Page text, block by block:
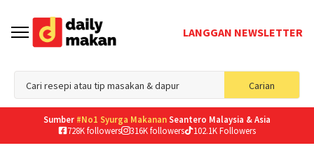
LANGGAN NEWSLETTER
Carian
for:
Sumber #No1 Syurga MakananSeantero Malaysia & Asia
728K followers
316K followers 102.1K Followers